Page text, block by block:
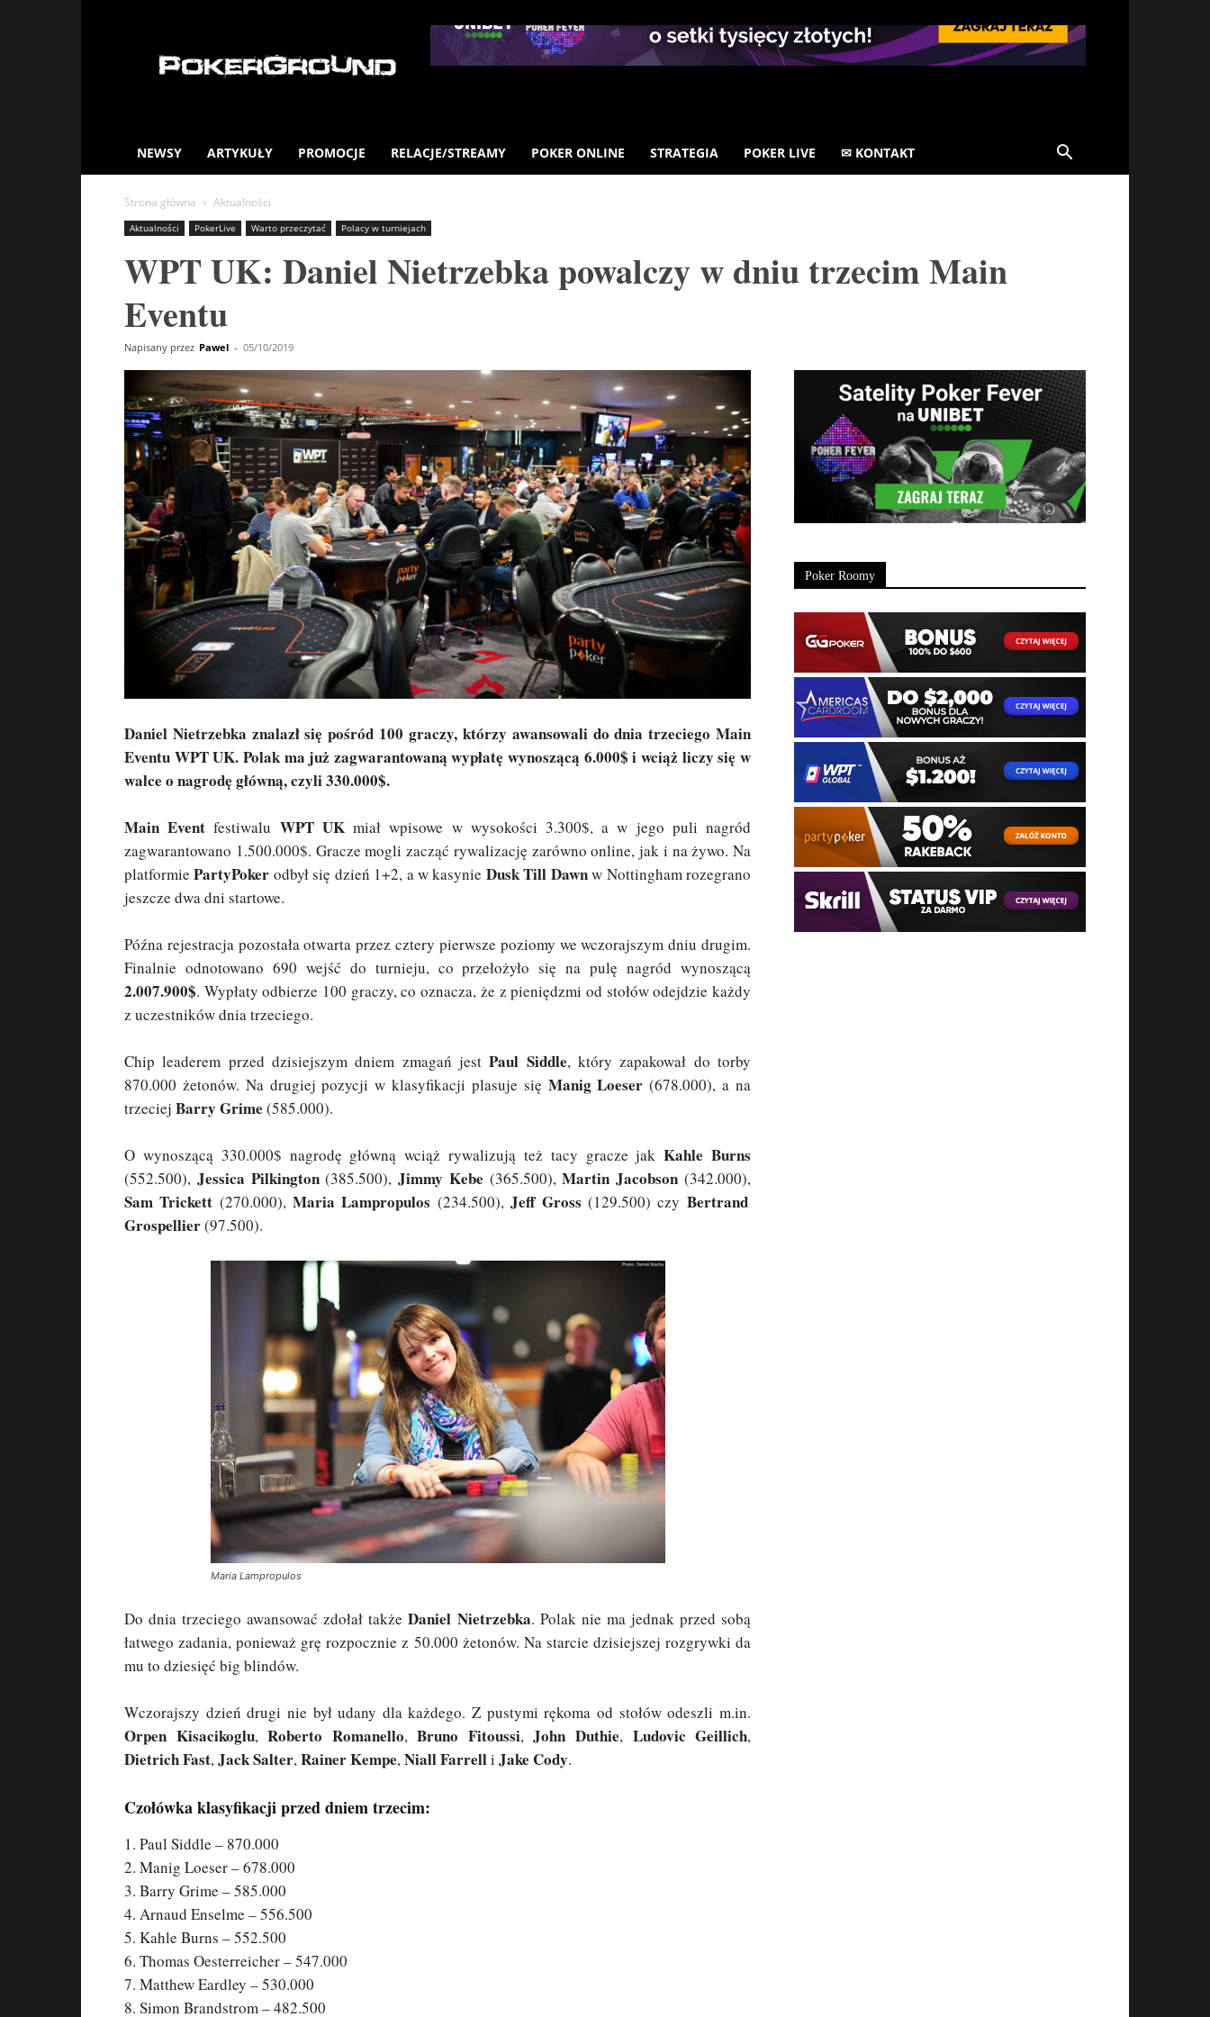
NEWSY ARTYKUŁY PROMOCJE RELACJE/STREAMY POKER ONLINE STRATEGIA POKER LIVE ✉ KONTAKT
Strona główna Aktualności
Aktualności PokerLive Warto przeczytać Polacy w turniejach
WPT UK: Daniel Nietrzebka powalczy w dniu trzecim Main
Eventu
Napisany przez Pawel - 05/10/2019
Daniel Nietrzebka znalazł się pośród 100 graczy, którzy awansowali do dnia trzeciego Main
Eventu WPT UK. Polak ma już zagwarantowaną wypłatę wynoszącą 6.000$ i wciąż liczy się w
walce o nagrodę główną, czyli 330.000$.
Main Event festiwalu WPT UKmiał wpisowe w wysokości 3.300$, a w jego puli nagród
zagwarantowano 1.500.000$. Gracze mogli zacząć rywalizację zarówno online, jak i na żywo. Na
platformiePartyPoker odbył się dzień 1+2, a w kasynie Dusk Till Dawnw Nottingham rozegrano
jeszcze dwa dni startowe.
Późna rejestracja pozostała otwarta przez cztery pierwsze poziomy we wczorajszym dniu drugim.
Finalnie odnotowano 690 wejść do turnieju, co przełożyło się na pulę nagród wynoszącą
2.007.900$. Wypłaty odbierze 100 graczy, co oznacza, że z pieniędzmi od stołów odejdzie każdy
z uczestników dnia trzeciego.
Chip leaderem przed dzisiejszym dniem zmagań jestPaul Siddle, który zapakował do torby
870.000 żetonów. Na drugiej pozycji w klasyfikacji plasuje się Manig Loeser (678.000), a na
trzeciej Barry Grime (585.000).
O wynoszącą 330.000$ nagrodę główną wciąż rywalizują też tacy gracze jakKahle Burns
(552.500), Jessica Pilkington(385.500),Jimmy Kebe (365.500),Martin Jacobson (342.000),
Sam Trickett (270.000),Maria Lampropulos (234.500),Jeff Gross (129.500) czy Bertrand
Grospellier(97.500).
Maria Lampropulos
Do dnia trzeciego awansować zdołał także Daniel Nietrzebka. Polak nie ma jednak przed sobą
łatwego zadania, ponieważ grę rozpocznie z 50.000 żetonów. Na starcie dzisiejszej rozgrywki da
mu to dziesięć big blindów.
Wczorajszy dzień drugi nie był udany dla każdego. Z pustymi rękoma od stołów odeszli m.in.
Orpen Kisacikoglu,Roberto Romanello,Bruno Fitoussi,John Duthie, Ludovic Geillich,
Dietrich Fast,Jack Salter,Rainer Kempe,Niall Farrelli Jake Cody.
Czołówka klasyfikacji przed dniem trzecim:
1. Paul Siddle – 870.000
2. Manig Loeser – 678.000
3. Barry Grime – 585.000
4. Arnaud Enselme – 556.500
5. Kahle Burns – 552.500
6. Thomas Oesterreicher – 547.000
7. Matthew Eardley – 530.000
8. Simon Brandstrom – 482.500
Poker Roomy